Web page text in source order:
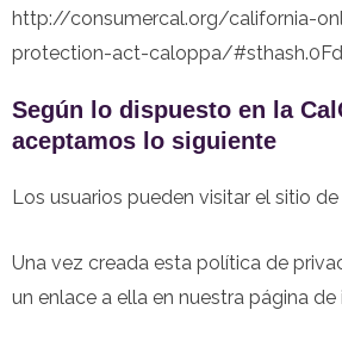
http://consumercal.org/california-
protection-act-caloppa/
Según lo dispuesto en la
aceptamos lo siguiente
Los usuarios pueden visitar el sitio
Una vez creada esta política de
un enlace a ella en nuestra página de